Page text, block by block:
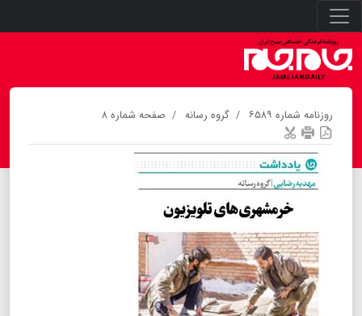
روزنامه شماره ۶۵۸۹ گروه رسانه صفحه شماره ۸